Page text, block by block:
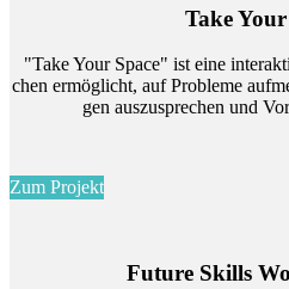
Take Your
"Take Your Space" ist eine
chen er­mög­licht, auf Pro­ble­me
gen aus­zu­spre­chen und
Zum Projekt
Fu­ture Skills